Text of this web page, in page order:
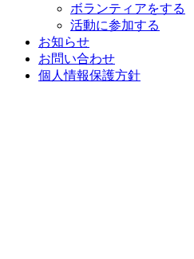
ボランティアをする
活動に参加する
お知らせ
お問い合わせ
個人情報保護方針